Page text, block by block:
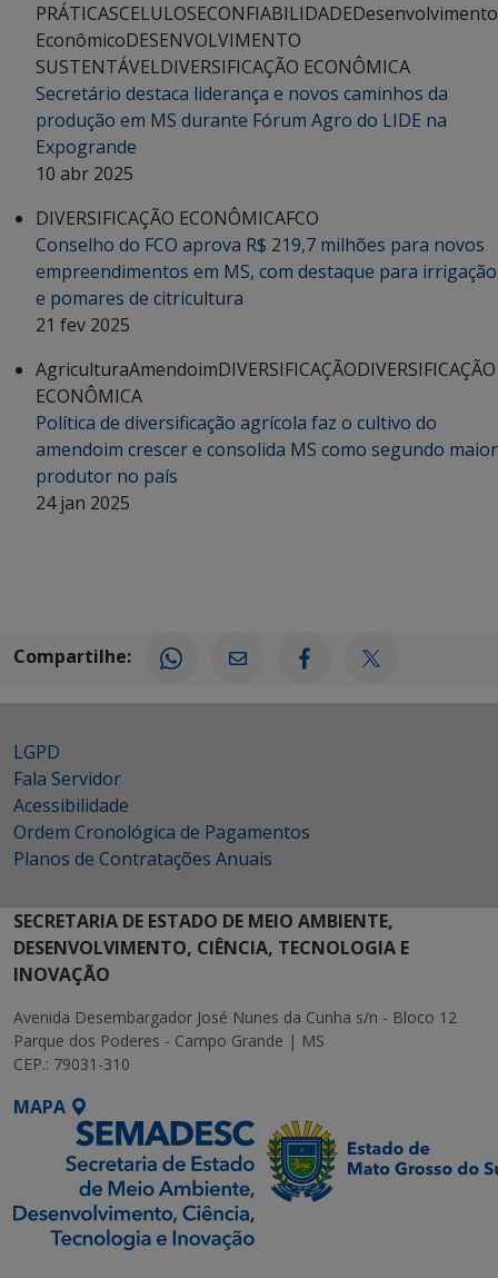
PRÁTICASCELULOSECONFIABILIDADEDesenvolvimento
EconômicoDESENVOLVIMENTO
SUSTENTÁVELDIVERSIFICAÇÃO ECONÔMICA
Secretário destaca liderança e novos caminhos da
produção em MS durante Fórum Agro do LIDE na
Expogrande
10 abr 2025
DIVERSIFICAÇÃO ECONÔMICAFCO
Conselho do FCO aprova R$ 219,7 milhões para novos
empreendimentos em MS, com destaque para irrigação
e pomares de citricultura
21 fev 2025
AgriculturaAmendoimDIVERSIFICAÇÃODIVERSIFICAÇÃO
ECONÔMICA
Política de diversificação agrícola faz o cultivo do
amendoim crescer e consolida MS como segundo maior
produtor no país
24 jan 2025
Compartilhe:
LGPD
Fala Servidor
Acessibilidade
Ordem Cronológica de Pagamentos
Planos de Contratações Anuais
SECRETARIA DE ESTADO DE MEIO AMBIENTE,
DESENVOLVIMENTO, CIÊNCIA, TECNOLOGIA E
INOVAÇÃO
Avenida Desembargador José Nunes da Cunha s/n - Bloco 12
Parque dos Poderes - Campo Grande | MS
CEP.: 79031-310
MAPA